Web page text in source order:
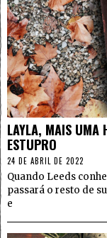
LAYLA, MAIS UMA
ESTUPRO
24 DE ABRIL DE 2022
Quando Leeds
passará o resto de
e